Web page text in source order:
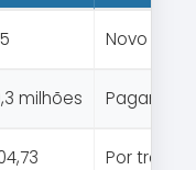
Novo
milhões
Por